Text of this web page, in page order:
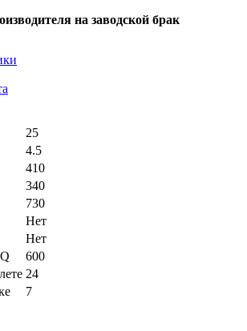
на заводской брак
25
4.5
410
340
730
Нет
Нет
600
24
7